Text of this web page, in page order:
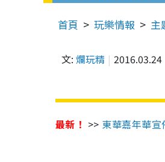
首頁 玩樂情報 主
文: 爛玩精 2016.03.24
最新！ >> 東華嘉年華